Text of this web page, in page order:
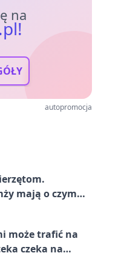
na
autopromocja
mają o czym
może trafić na
czeka na